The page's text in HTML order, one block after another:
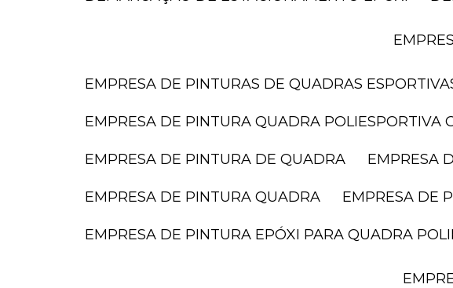
EMPRESA DE PINTURAS DE QUADRAS
EMPRESA DE PINTURA QUADRA POLIESPORTIVA
EMPRESA DE PINTURA DE QUADRA EMPRESA
EMPRESA DE PINTURA QUADRA EMPRESA DE
EMPRESA DE PINTURA EPÓXI PARA QUADRA